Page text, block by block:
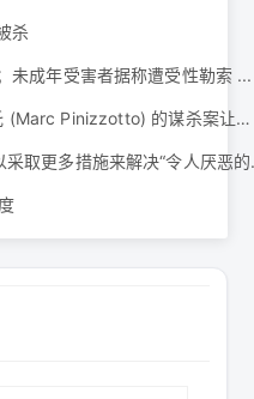
杀
未成年受害者据称遭受性勒索 ...
猎人：TPS 警察马克·皮尼佐托 (Marc Pinizzotto) 的谋杀案让托德·贝利斯 (Todd Bayl ...
Daily